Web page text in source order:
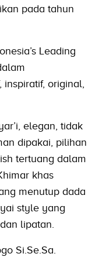
pada tahun
Leading
original,
elegan, tidak
dipakai, pilihan
tertuang dalam
khas
menutup dada
style yang
lipatan.
Si.Se.Sa.